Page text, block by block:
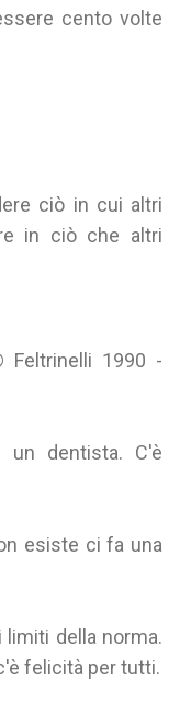
cento volte
ciò in cui altri
in ciò che altri
Feltrinelli 1990 -
dentista. C'è
esiste ci fa una
della norma.
felicità per tutti.